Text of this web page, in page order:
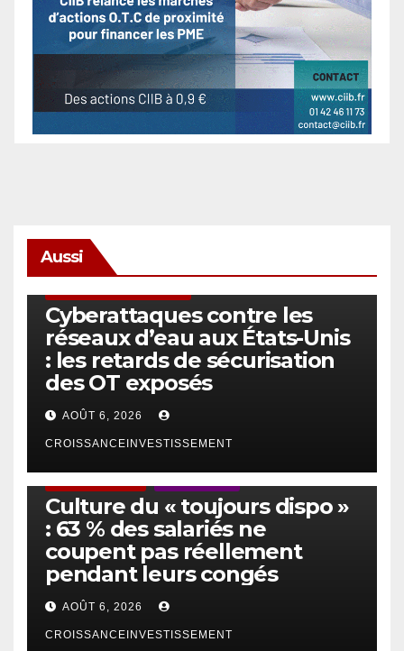
Aussi
Cyberattaques contre les
réseaux d’eau aux États-Unis
: les retards de sécurisation
des OT exposés
AOÛT 6, 2026
CROISSANCEINVESTISSEMENT
Culture du « toujours dispo »
: 63 % des salariés ne
coupent pas réellement
pendant leurs congés
AOÛT 6, 2026
CROISSANCEINVESTISSEMENT